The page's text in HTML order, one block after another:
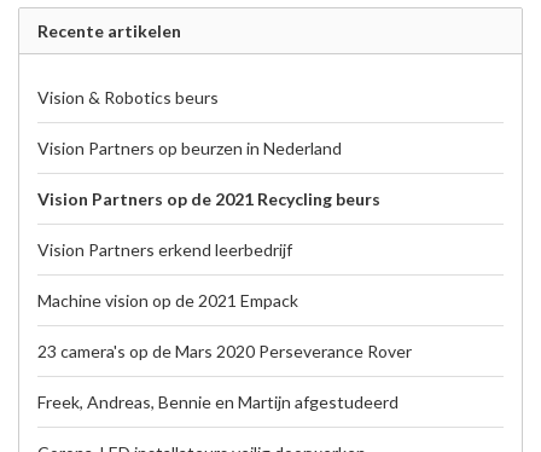
Recente artikelen
Vision & Robotics beurs
Vision Partners op beurzen in Nederland
Vision Partners op de 2021 Recycling beurs
Vision Partners erkend leerbedrijf
Machine vision op de 2021 Empack
23 camera's op de Mars 2020 Perseverance Rover
Freek, Andreas, Bennie en Martijn afgestudeerd